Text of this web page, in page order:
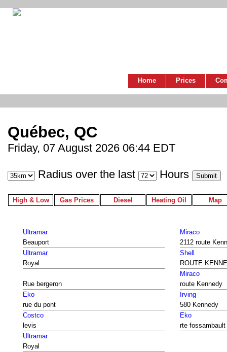
Home Prices
Québec, QC
Friday, 07 August 2026 06:44 EDT
Radius over the last Hours
High & Low Gas Prices Diesel Heating Oil Map
Ultramar
Beauport
Miraco
2112 route
Ultramar
Royal
Shell
ROUTE
Rue bergeron
Miraco
route Kennedy
Eko
rue du pont
Irving
580 Kennedy
Costco
levis
Eko
rte fossambault
Ultramar
Royal